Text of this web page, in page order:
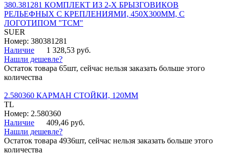
380.381281 КОМПЛЕКТ ИЗ 2-Х БРЫЗГОВИКОВ
РЕЛЬЕФНЫХ С КРЕПЛЕНИЯМИ, 450Х300ММ, С
ЛОГОТИПОМ "ТСМ"
SUER
Номер: 380381281
Наличие
1 328,53 руб.
Нашли дешевле?
Остаток товара 65шт, сейчас нельзя заказать больше этого
количества
2.580360 КАРМАН СТОЙКИ, 120ММ
TL
Номер: 2.580360
Наличие
409,46 руб.
Нашли дешевле?
Остаток товара 4936шт, сейчас нельзя заказать больше этого
количества